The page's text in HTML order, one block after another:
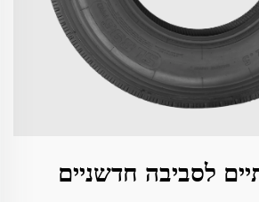
לסביבה חדשניים